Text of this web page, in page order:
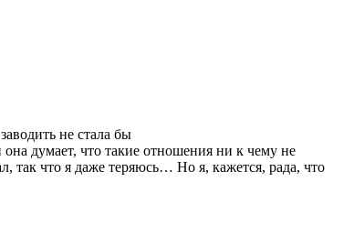
не стала бы
думает, что такие отношения ни к чему не
так что я даже теряюсь… Но я, кажется, рада, что